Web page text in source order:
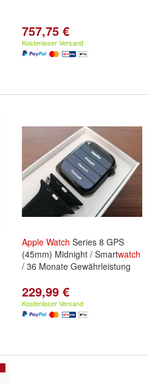
757,75 €
Kostenloser Versand
Apple Watch Series 8 GPS
(45mm) Midnight / Smartwatch
/ 36 Monate Gewährleistung
229,99 €
Kostenloser Versand